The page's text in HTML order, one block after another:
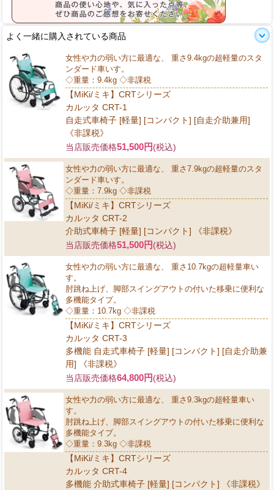
よく一緒に購入されている商品
女性や力の弱い方に最適な、 重さ9.4kgの超軽量のスタ
ンダード車いす。
◇重量：9.4kg ◇非課税
【MiKi/ミキ】CRTシリーズ
カルッタ CRT-1
自走式車椅子 [軽量] [コンパクト] [自走介助兼用]
《非課税》
当店販売価格51,500円(税込)
女性や力の弱い方に最適な、 重さ7.9kgの超軽量のスタ
ンダード車いす。
◇重量：7.9kg ◇非課税
【MiKi/ミキ】CRTシリーズ
カルッタ CRT-2
介助式車椅子 [軽量] [コンパクト] 《非課税》
当店販売価格51,500円(税込)
女性や力の弱い方に最適な、 重さ10.7kgの超軽量車い
す。
肘跳ね上げ、脚部スイングアウトの付いた移乗に便利な
多機能タイプ。
◇重量：10.7kg ◇非課税
【MiKi/ミキ】CRTシリーズ
カルッタ CRT-3
多機能 自走式車椅子 [軽量] [コンパクト] [自走介助兼
用] 《非課税》
当店販売価格64,800円(税込)
女性や力の弱い方に最適な、 重さ9.3kgの超軽量車い
す。
肘跳ね上げ、脚部スイングアウトの付いた移乗に便利な
多機能タイプ。
◇重量：9.3kg ◇非課税
【MiKi/ミキ】CRTシリーズ
カルッタ CRT-4
多機能 介助式車椅子 [軽量] [コンパクト] 《非課税》